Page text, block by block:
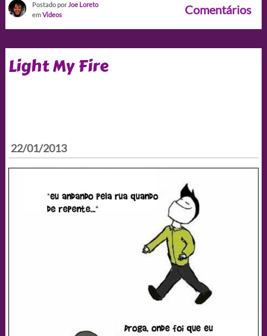
Postado por Joe Loreto
emVideos Comentários
Light My Fire
22/01/2013